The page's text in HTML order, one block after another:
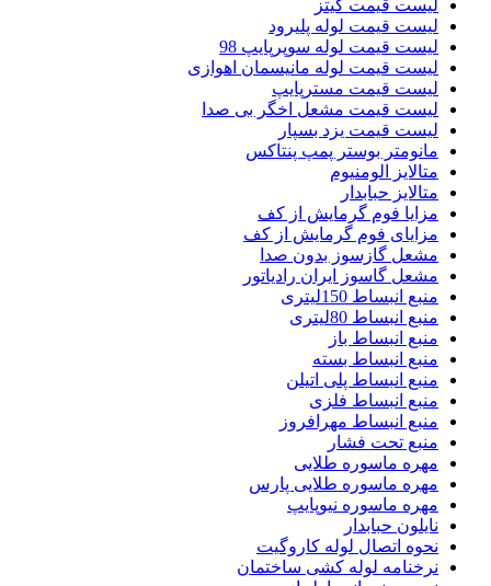
لیست قیمت کیتز
لیست قیمت لوله پلیرود
لیست قیمت لوله سوپرپایپ 98
لیست قیمت لوله مانیسمان اهوازی
لیست قیمت مسترپایپ
لیست قیمت مشعل اخگر بی صدا
لیست قیمت یزد بسپار
مانومتر بوستر پمپ پنتاکس
متالایز الومنیوم
متالایز حبابدار
مزایا فوم گرمایش از کف
مزایای فوم گرمایش از کف
مشعل گازسوز بدون صدا
مشعل گاسوز ایران رادیاتور
منبع انبساط 150لیتری
منبع انبساط 80لیتری
منبع انبساط باز
منبع انبساط بسته
منبع انبساط پلی اتیلن
منبع انبساط فلزی
منبع انبساط مهرافروز
منبع تحت فشار
مهره ماسوره طلایی
مهره ماسوره طلایی پارس
مهره ماسوره نیوپایپ
نایلون حبابدار
نحوه اتصال لوله کاروگیت
نرخنامه لوله کشی ساختمان